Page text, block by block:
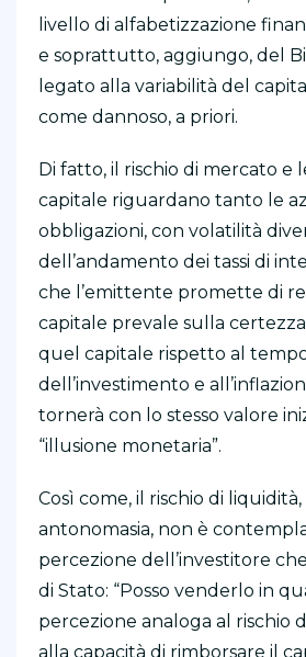
livello di alfabetizzazione
e soprattutto, aggiungo, del
legato alla variabilità del
come dannoso, a priori.
Di fatto, il rischio di mercato e
capitale riguardano tanto le
obbligazioni, con volatilità
dell’andamento dei tassi di
che l’emittente promette di
capitale prevale sulla
quel capitale rispetto al
dell’investimento e
tornerà con lo stesso valore
“illusione monetaria”.
Così come, il rischio di
antonomasia, non è
percezione dell’investitore
di Stato: “Posso venderlo in
percezione analoga al rischio
alla capacità di rimborsare il